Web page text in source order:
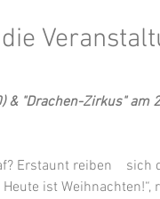
& "Drachen-Zirkus" am
Erstaunt reiben
ist Weihnachten!“,